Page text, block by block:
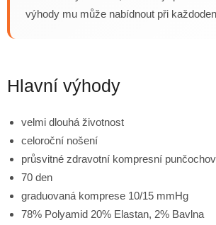
výhody mu může nabídnout při
Hlavní výhody
velmi dlouhá životnost
celoroční nošení
průsvitné zdravotní kompresní
70 den
graduovaná komprese 10/15 mmHg
78% Polyamid 20% Elastan, 2% Bavlna